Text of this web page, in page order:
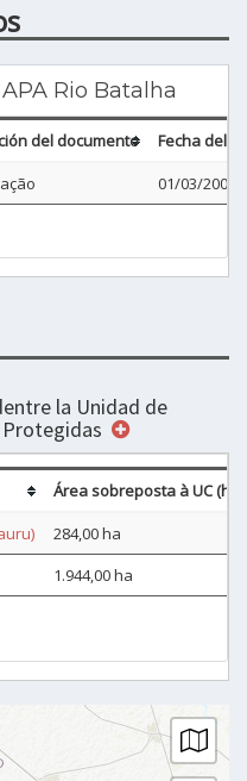
Rio Batalha
del documento
Fecha del
01/03/2001
la Unidad de
Protegidas
Área sobreposta à UC (ha)
284,00 ha
1.944,00 ha